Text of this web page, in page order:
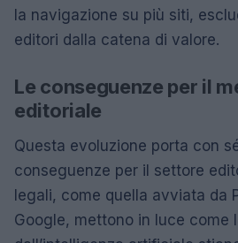
la navigazione su più siti,
editori dalla catena di valore.
Le conseguenze per il
editoriale
Questa evoluzione porta con
conseguenze per il settore
legali, come quella avviata da
Google, mettono in luce come